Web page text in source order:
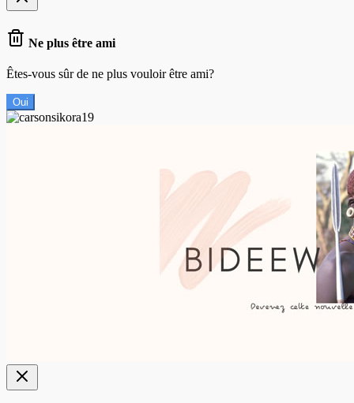
Ne plus être ami
Êtes-vous sûr de ne plus vouloir être ami?
Oui